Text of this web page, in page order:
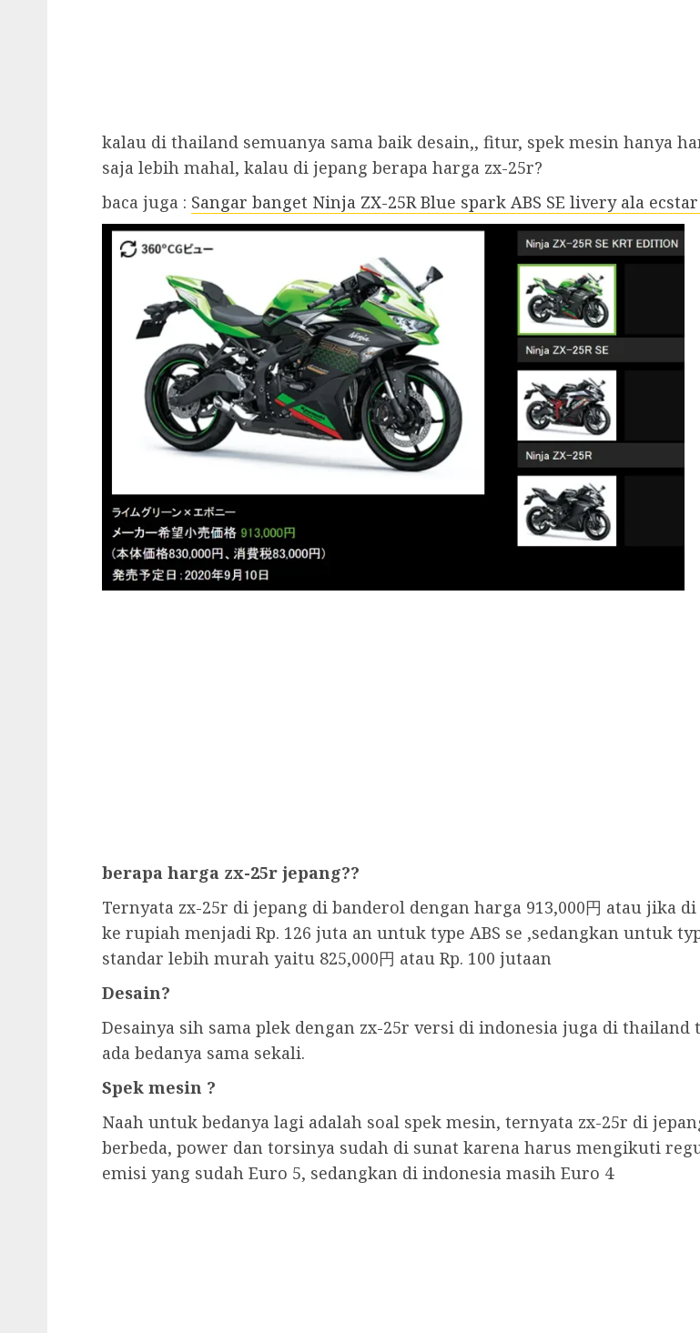
kalau di thailand semuanya sama baik desain,, fitur, spek mesin hanya
saja lebih mahal, kalau di jepang berapa harga zx-25r?
baca juga : Sangar banget Ninja ZX-25R Blue spark ABS SE livery ala ecstar
berapa harga zx-25r jepang??
Ternyata zx-25r di jepang di banderol dengan harga 913,000円 atau jika
ke rupiah menjadi Rp. 126 juta an untuk type ABS se ,sedangkan untuk
standar lebih murah yaitu 825,000円 atau Rp. 100 jutaan
Desain?
Desainya sih sama plek dengan zx-25r versi di indonesia juga di thailand
ada bedanya sama sekali.
Spek mesin ?
Naah untuk bedanya lagi adalah soal spek mesin, ternyata zx-25r di
berbeda, power dan torsinya sudah di sunat karena harus mengikuti
emisi yang sudah Euro 5, sedangkan di indonesia masih Euro 4